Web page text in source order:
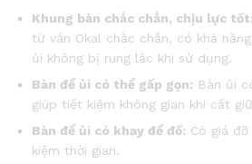
Khung bàn chắc chắn, chịu lực tốt:
từ ván Okal chắc chắn, có khả
ủi không bị rung lắc khi sử dụng.
Bàn để ủi có thể gấp gọn: Bàn ủi
giúp tiết kiệm không gian khi cất
Bàn để ủi có khay để đồ: Có giá
kiệm thời gian.